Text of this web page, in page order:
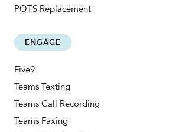
POTS Replacement
ENGAGE
Five9
Teams Texting
Teams Call Recording
Teams Faxing